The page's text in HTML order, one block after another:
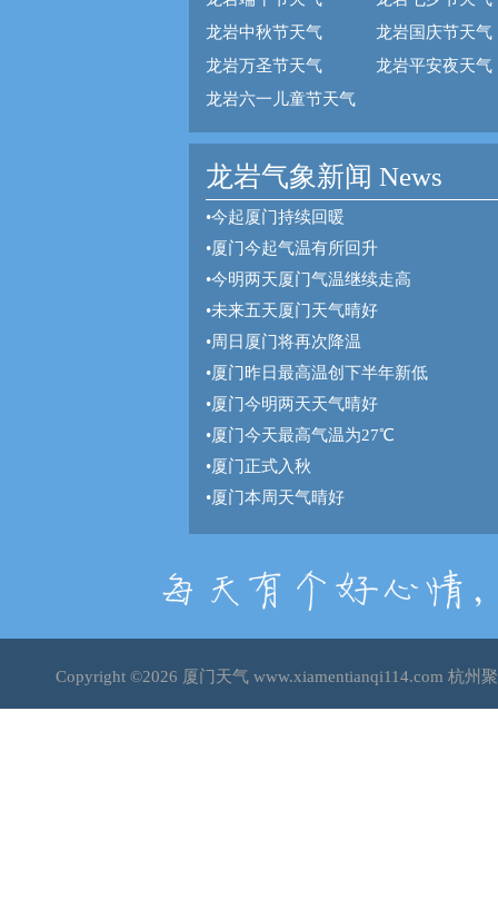
龙岩中秋节天气
龙岩国庆节天气
龙岩万圣节天气
龙岩平安夜天气
龙岩六一儿童节天气
龙岩气象新闻 News
•今起厦门持续回暖
•厦门今起气温有所回升
•今明两天厦门气温继续走高
•未来五天厦门天气晴好
•周日厦门将再次降温
•厦门昨日最高温创下半年新低
•厦门今明两天天气晴好
•厦门今天最高气温为27℃
•厦门正式入秋
•厦门本周天气晴好
Copyright ©2026 厦门天气 www.xiamentianqi114.com 杭州